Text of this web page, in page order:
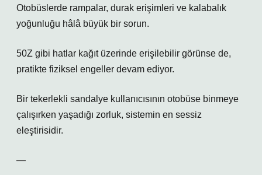
Otobüslerde rampalar, durak erişimleri ve kalabalık
yoğunluğu hâlâ büyük bir sorun.
50Z gibi hatlar kağıt üzerinde erişilebilir görünse de,
pratikte fiziksel engeller devam ediyor.
Bir tekerlekli sandalye kullanıcısının otobüse binmeye
çalışırken yaşadığı zorluk, sistemin en sessiz
eleştirisidir.
—